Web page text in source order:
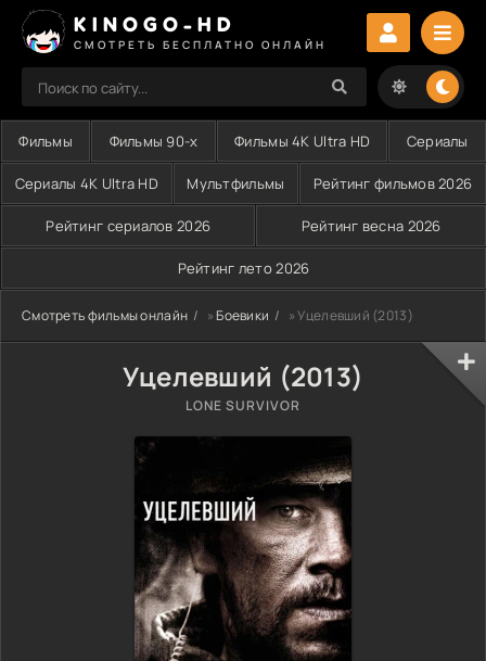
KINOGO-HD
СМОТРЕТЬ БЕСПЛАТНО ОНЛАЙН
Фильмы Фильмы 90-х Фильмы 4K Ultra HD Сериалы
Сериалы 4K Ultra HD Мультфильмы Рейтинг фильмов 2026
Рейтинг сериалов 2026 Рейтинг весна 2026
Рейтинг лето 2026
Смотреть фильмы онлайн »Боевики » Уцелевший (2013)
Уцелевший (2013)
LONE SURVIVOR